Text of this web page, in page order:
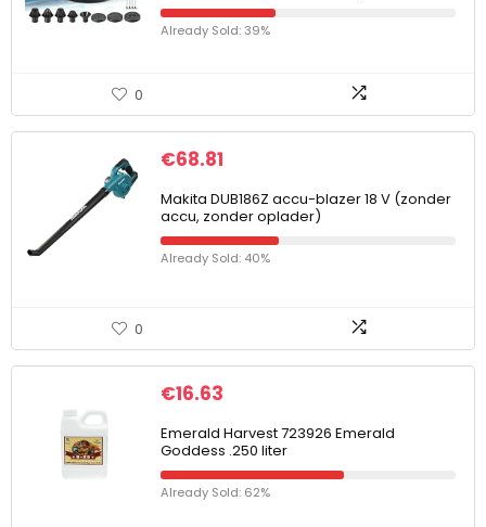
Already Sold: 39%
0
€68.81
Makita DUB186Z accu-blazer 18 V (zonder
accu, zonder oplader)
Already Sold: 40%
0
€16.63
Emerald Harvest 723926 Emerald
Goddess .250 liter
Already Sold: 62%